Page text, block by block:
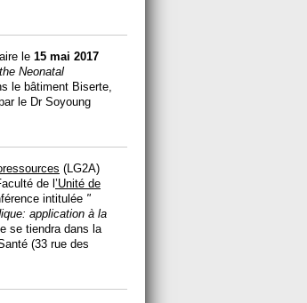
le 15 mai 2017
Neonatal
le bâtiment Biserte,
le Dr Soyoung
(LG2A)
de l ’Unité de
intitulée "
application à la
se tiendra dans la
(33 rue des